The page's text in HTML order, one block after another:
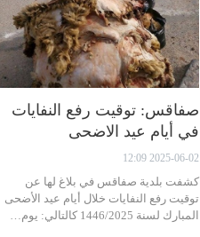
صفاقس: توقيت رفع النفايات
في أيام عيد الاضحى
2025-06-02 12:09
كشفت بلدية صفاقس في بلاغ لها عن
توقيت رفع النفايات خلال أيام عيد الأضحى
المبارك لسنة 1446/2025 كالتالي: يوم…